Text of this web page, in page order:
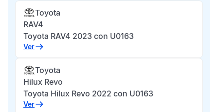
Toyota
RAV4
Toyota RAV4 2023 con U0163
Ver
Toyota
Hilux Revo
Toyota Hilux Revo 2022 con U0163
Ver